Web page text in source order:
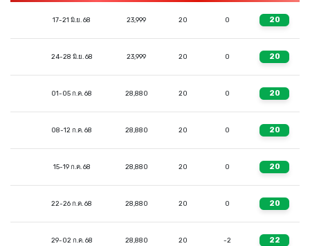
17-21 มิ.ย. 68 23,999 20 0 20
24-28 มิ.ย. 68 23,999 20 0 20
01-05 ก.ค. 68 28,880 20 0 20
08-12 ก.ค. 68 28,880 20 0 20
15-19 ก.ค. 68 28,880 20 0 20
22-26 ก.ค. 68 28,880 20 0 20
29-02 ก.ค. 68 28,880 20 -2 22